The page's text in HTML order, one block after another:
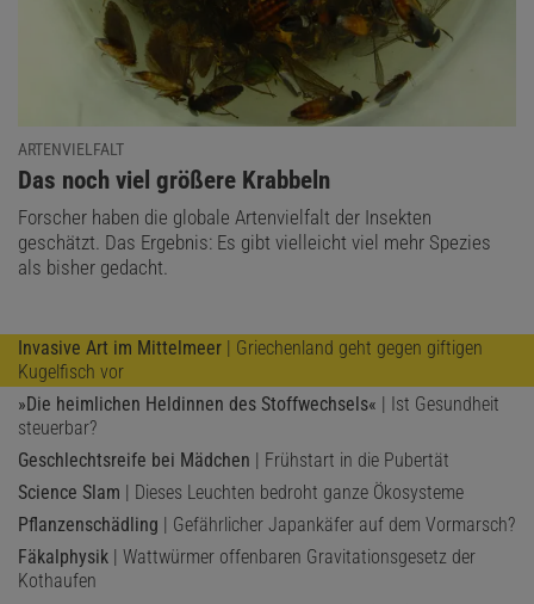
ARTENVIELFALT
:
Das noch viel größere Krabbeln
Forscher haben die globale Artenvielfalt der Insekten
geschätzt. Das Ergebnis: Es gibt vielleicht viel mehr Spezies
als bisher gedacht.
Invasive Art im Mittelmeer | Griechenland geht gegen giftigen
Kugelfisch vor
»Die heimlichen Heldinnen des Stoffwechsels« | Ist Gesundheit
steuerbar?
Geschlechtsreife bei Mädchen | Frühstart in die Pubertät
Science Slam | Dieses Leuchten bedroht ganze Ökosysteme
Pflanzenschädling | Gefährlicher Japankäfer auf dem Vormarsch?
Fäkalphysik | Wattwürmer offenbaren Gravitationsgesetz der
Kothaufen